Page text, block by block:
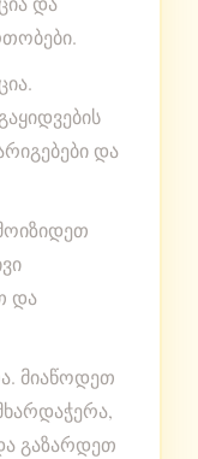
და
და
მიაწოდეთ
გაზარდეთ